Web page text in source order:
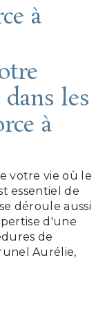
à
les
à
votre vie où le
essentiel de
déroule aussi
d'une
de
Aurélie,